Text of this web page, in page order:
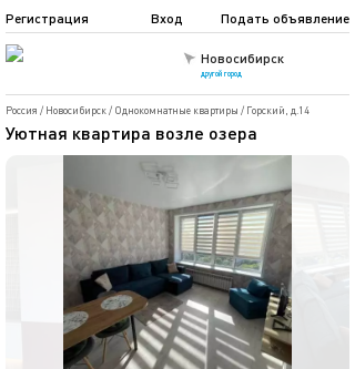
Новосибирск
другой город
Подать объявление
Регистрация Вход
Россия / Новосибирск/ Однокомнатные квартиры / Горский, д.14
Уютная квартира возле озера